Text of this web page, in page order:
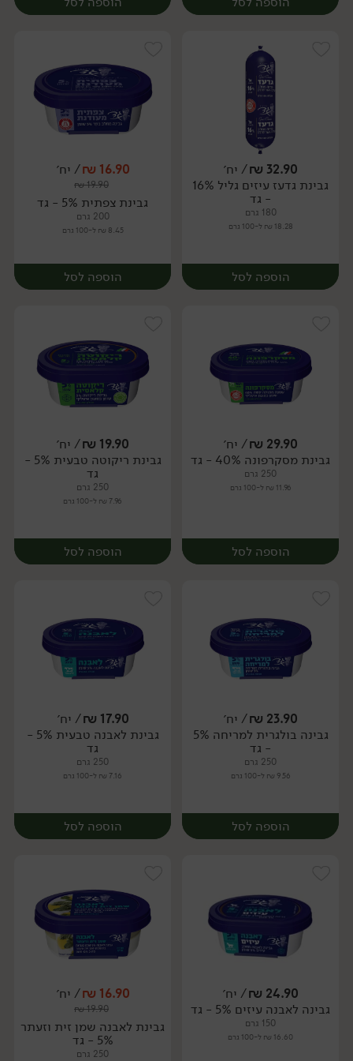
יח׳ יח׳
32.90
₪/ יח׳
גבינת גדעז עיזים גליל 16%
- גד
180 גרם
18.28 ₪ ל-100 גרם
הוספה לסל
יח׳
16.90
₪/ יח׳
19.90
₪
גבינת צפתית 5% - גד
200 גרם
8.45 ₪ ל-100 גרם
הוספה לסל
יח׳
29.90
₪/ יח׳
גבינת מסקרפונה 40% - גד
250 גרם
11.96 ₪ ל-100 גרם
הוספה לסל
יח׳
19.90
₪/ יח׳
גבינת ריקוטה טבעית 5% -
גד
250 גרם
7.96 ₪ ל-100 גרם
הוספה לסל
יח׳
23.90
₪/ יח׳
גבינה בולגרית למריחה 5%
- גד
250 גרם
9.56 ₪ ל-100 גרם
הוספה לסל
יח׳
17.90
₪/ יח׳
גבינת לאבנה טבעית 5% -
גד
250 גרם
7.16 ₪ ל-100 גרם
הוספה לסל
יח׳
24.90
₪/ יח׳
גבינה לאבנה עיזים 5% - גד
150 גרם
16.60 ₪ ל-100 גרם
16.90
₪/ יח׳
19.90
₪
גבינת לאבנה שמן זית וזעתר
5% - גד
250 גרם